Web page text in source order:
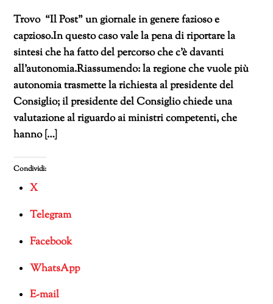
Trovo “Il Post” un giornale in genere fazioso e
capzioso.In questo caso vale la pena di riportare la
sintesi che ha fatto del percorso che c’è davanti
all’autonomia.Riassumendo: la regione che vuole più
autonomia trasmette la richiesta al presidente del
Consiglio; il presidente del Consiglio chiede una
valutazione al riguardo ai ministri competenti, che
hanno […]
Condividi:
X
Telegram
Facebook
WhatsApp
E-mail